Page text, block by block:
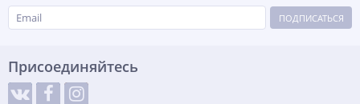
ПОДПИСАТЬСЯ
Присоединяйтесь